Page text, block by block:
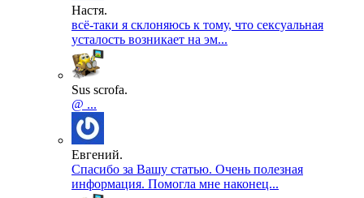
Настя.
всё-таки я склоняюсь к тому, что сексуальная
усталость возникает на эм...
Sus scrofa.
@ ...
Евгений.
Спасибо за Вашу статью. Очень полезная
информация. Помогла мне наконец...